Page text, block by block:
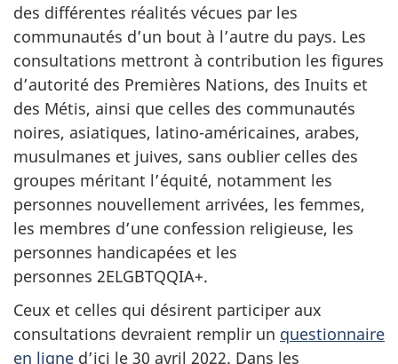
des différentes réalités vécues par les
communautés d’un bout à l’autre du pays. Les
consultations mettront à contribution les figures
d’autorité des Premières Nations, des Inuits et
des Métis, ainsi que celles des communautés
noires, asiatiques, latino-américaines, arabes,
musulmanes et juives, sans oublier celles des
groupes méritant l’équité, notamment les
personnes nouvellement arrivées, les femmes,
les membres d’une confession religieuse, les
personnes handicapées et les
personnes 2ELGBTQQIA+.
Ceux et celles qui désirent participer aux
consultations devraient remplir un questionnaire
en ligne d’ici le 30 avril 2022. Dans les